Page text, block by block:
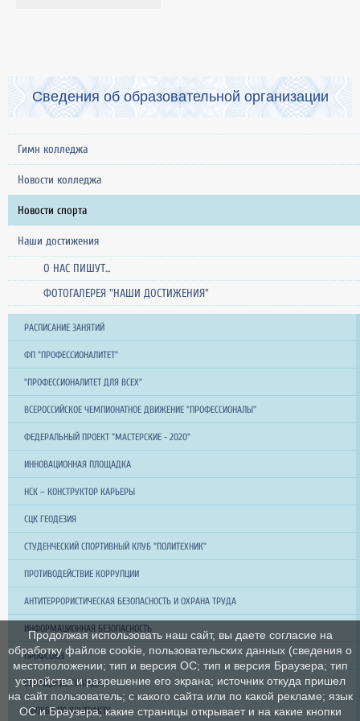
Сведения об образовательной организации
Гимн колледжа
Новости колледжа
Новости спорта
Наши достижения
О НАС ПИШУТ...
ФОТОГАЛЕРЕЯ "НАШИ ДОСТИЖЕНИЯ"
РАСПИСАНИЕ ЗАНЯТИЙ
ФП "ПРОФЕССИОНАЛИТЕТ"
"ПРОФЕССИОНАЛИТЕТ ДЛЯ ВСЕХ"
ВСЕРОССИЙСКОЕ ЧЕМПИОНАТНОЕ ДВИЖЕНИЕ "ПРОФЕССИОНАЛЫ"
ФЕДЕРАЛЬНЫЙ ПРОЕКТ "МАСТЕРСКИЕ - 2020"
ИННОВАЦИОННАЯ ПЛОЩАДКА
НСК – КОНСТРУКТОР КАРЬЕРЫ
СЦК ГЕОДЕЗИЯ
СТУДЕНЧЕСКИЙ СПОРТИВНЫЙ КЛУБ "ПОЛИТЕХНИК"
ПРОТИВОДЕЙСТВИЕ КОРРУПЦИИ
АНТИТЕРРОРИСТИЧЕСКАЯ БЕЗОПАСНОСТЬ И ОХРАНА ТРУДА
ИНФОРМАЦИОННАЯ БЕЗОПАСНОСТЬ
ПРОФСОЮЗ
ОБРАЩЕНИЕ ГРАЖДАН
СЛУЖБА ПО КОНТРАКТУ
Продолжая использовать наш сайт, вы даете согласие на
обработку файлов cookie, пользовательских данных (сведения о
местоположении; тип и версия ОС; тип и версия Браузера; тип
устройства и разрешение его экрана; источник откуда пришел
на сайт пользователь; с какого сайта или по какой рекламе; язык
ОС и Браузера; какие страницы открывает и на какие кнопки